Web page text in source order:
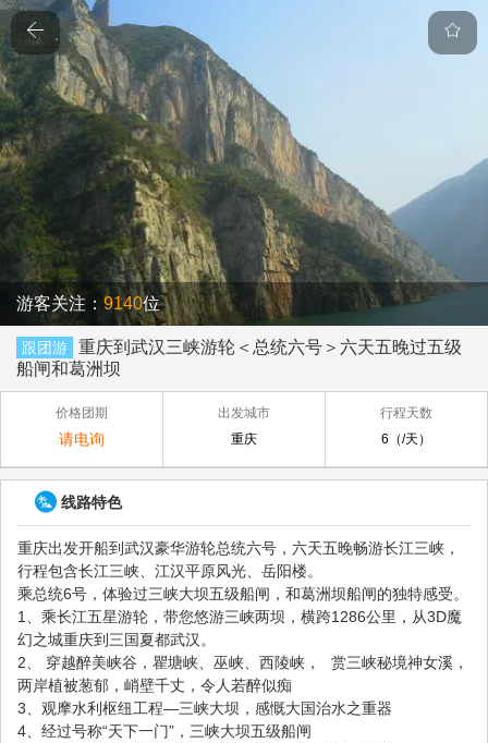
游客关注： 9140位
跟团游
重庆到武汉三峡游轮＜总统六号＞六天五晚过五级
船闸和葛洲坝
价格团期
请电询
出发城市
重庆
行程天数
6（/天）
线路特色
重庆出发开船到武汉豪华游轮总统六号，六天五晚畅游长江三峡，
行程包含长江三峡、江汉平原风光、岳阳楼。
乘总统6号，体验过三峡大坝五级船闸，和葛洲坝船闸的独特感受。
1、乘长江五星游轮，带您悠游三峡两坝，横跨1286公里，从3D魔
幻之城重庆到三国夏都武汉。
2、 穿越醉美峡谷，瞿塘峡、巫峡、西陵峡，
赏三峡秘境神女溪，
两岸植被葱郁，峭壁千丈，令人若醉似痴
3、观摩水利枢纽工程—三峡大坝，感慨大国治水之重器
4、经过号称“天下一门”，三峡大坝五级船闸